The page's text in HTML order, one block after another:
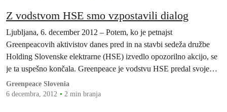
Z vodstvom HSE smo vzpostavili dialog
Ljubljana, 6. december 2012 – Potem, ko je petnajst
Greenpeacovih aktivistov danes pred in na stavbi sedeža družbe
Holding Slovenske elektrarne (HSE) izvedlo opozorilno akcijo, se
je ta uspešno končala. Greenpeace je vodstvu HSE predal svoje
zahteve (1), HSE pa je predstavnico Greenpeace sprejel na
pogovor.
Greenpeace Slovenia
6 decembra, 2012
2 min branja